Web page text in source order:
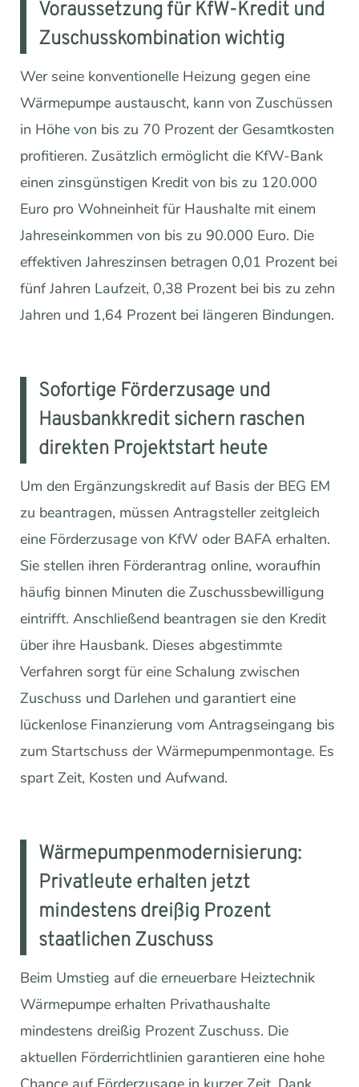
Voraussetzung für KfW-Kredit und
Zuschusskombination wichtig
Wer seine konventionelle Heizung gegen eine
Wärmepumpe austauscht, kann von Zuschüssen
in Höhe von bis zu 70 Prozent der Gesamtkosten
profitieren. Zusätzlich ermöglicht die KfW-Bank
einen zinsgünstigen Kredit von bis zu 120.000
Euro pro Wohneinheit für Haushalte mit einem
Jahreseinkommen von bis zu 90.000 Euro. Die
effektiven Jahreszinsen betragen 0,01 Prozent bei
fünf Jahren Laufzeit, 0,38 Prozent bei bis zu zehn
Jahren und 1,64 Prozent bei längeren Bindungen.
Sofortige Förderzusage und
Hausbankkredit sichern raschen
direkten Projektstart heute
Um den Ergänzungskredit auf Basis der BEG EM
zu beantragen, müssen Antragsteller zeitgleich
eine Förderzusage von KfW oder BAFA erhalten.
Sie stellen ihren Förderantrag online, woraufhin
häufig binnen Minuten die Zuschussbewilligung
eintrifft. Anschließend beantragen sie den Kredit
über ihre Hausbank. Dieses abgestimmte
Verfahren sorgt für eine Schalung zwischen
Zuschuss und Darlehen und garantiert eine
lückenlose Finanzierung vom Antragseingang bis
zum Startschuss der Wärmepumpenmontage. Es
spart Zeit, Kosten und Aufwand.
Wärmepumpenmodernisierung:
Privatleute erhalten jetzt
mindestens dreißig Prozent
staatlichen Zuschuss
Beim Umstieg auf die erneuerbare Heiztechnik
Wärmepumpe erhalten Privathaushalte
mindestens dreißig Prozent Zuschuss. Die
aktuellen Förderrichtlinien garantieren eine hohe